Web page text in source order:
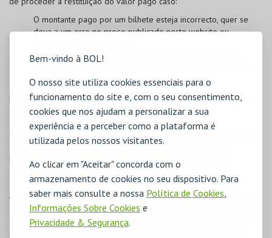
Bem-vindo à BOL!
O nosso site utiliza cookies essenciais para o
funcionamento do site e, com o seu consentimento,
cookies que nos ajudam a personalizar a sua
experiência e a perceber como a plataforma é
utilizada pelos nossos visitantes.
Ao clicar em "Aceitar" concorda com o
armazenamento de cookies no seu dispositivo. Para
saber mais consulte a nossa Política de Cookies
Informações Sobre Cookies e
Privacidade & Segurança.
O montante pago por um bilhete esteja incorrecto, quer se
deva a um erro no preço publicado neste website ou
Consiga adquirir um bilhete antes da sua data de venda;
à venda;
Esta medida será aplicável quer o erro se deva a uma falha humana
ou a uma falha técnica na plataforma BOL.
O utilizador registado na
é responsável pelos seus dados de
acesso, devendo garantir a confidencialidade dos mesmos. É
igualmente responsável pelos seus dados pessoais e devida
atualização.
Ao assinalar "LI E ACEITO AS CONDIÇÕES GERAIS", o cliente expressa
o seu consentimento, livre e informado, através do qual aceita que
os seus dados pessoais sejam utilizados pela Opiniões Verificadas